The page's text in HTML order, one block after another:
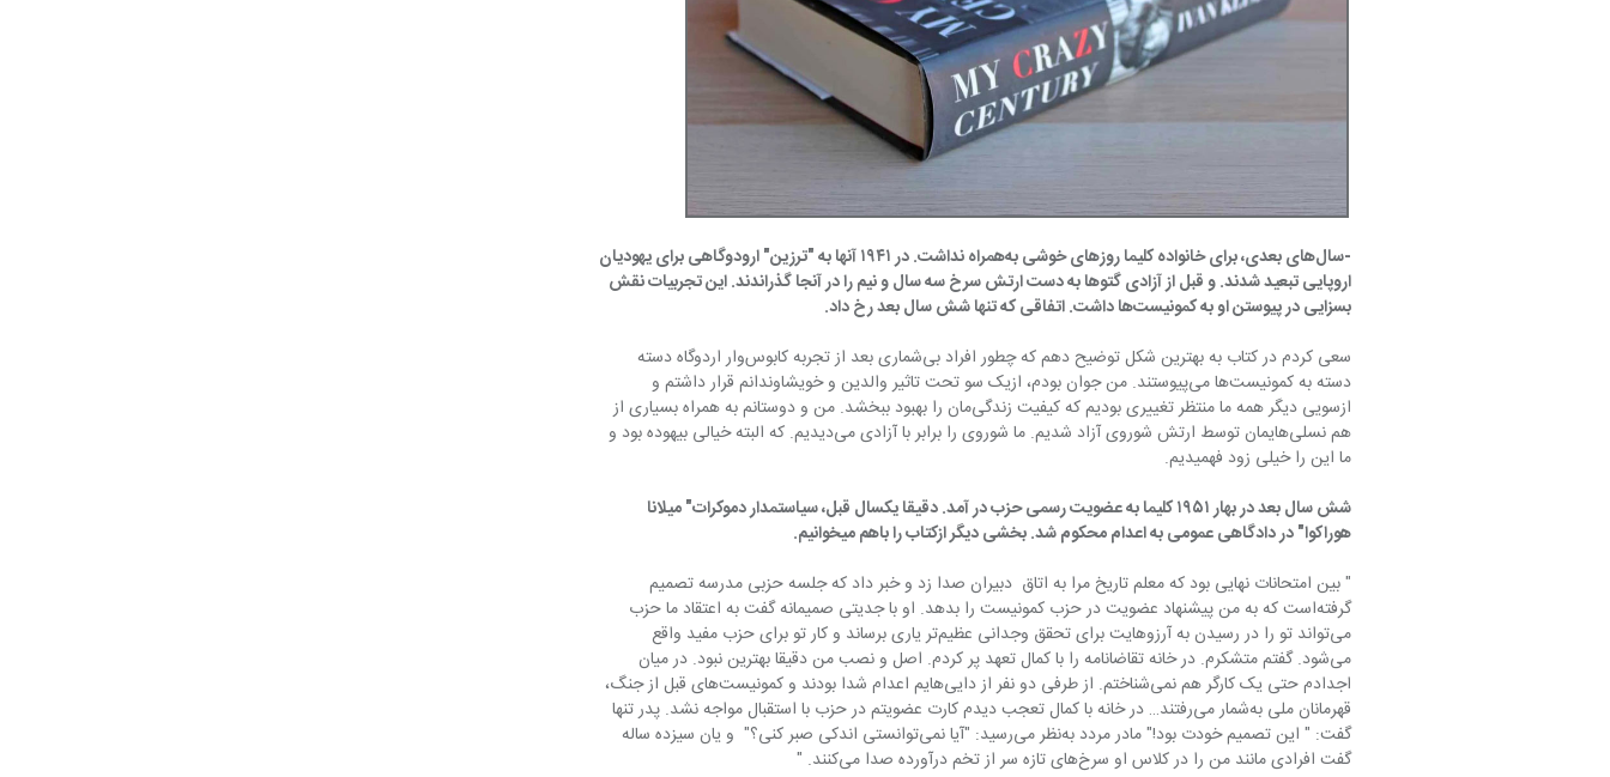
-سال‌های بعدی، برای خانواده کلیما روزهای خوشی به‌همراه نداشت. در ۱۹۴۱ آنها به "ترزین" ارودوگاهی برای یهودیان
اروپایی تبعید شدند. و قبل از آزادی گتوها به دست ارتش سرخ سه سال و نیم را در آنجا گذراندند. این تجربیات نقش
بسزایی در پیوستن او به کمونیست‌ها داشت. اتفاقی که تنها شش سال بعد رخ داد.
سعی کردم در کتاب به بهترین شکل توضیح دهم که چطور افراد بی‌شماری بعد از تجربه کابوس‌وار اردوگاه دسته
دسته به کمونیست‌ها می‌پیوستند. من جوان بودم، ازیک سو تحت تاثیر والدین و خویشاوندانم قرار داشتم و
ازسویی دیگر همه ما منتظر تغییری بودیم که کیفیت زندگی‌مان را بهبود ببخشد. من و دوستانم به همراه بسیاری از
هم نسلی‌هایمان توسط ارتش شوروی آزاد شدیم. ما شوروی را برابر با آزادی می‌دیدیم. که البته خیالی بیهوده بود و
ما این را خیلی زود فهمیدیم.
شش سال بعد در بهار ۱۹۵۱ کلیما به عضویت رسمی حزب در آمد. دقیقا یکسال قبل، سیاستمدار دموکرات" میلانا
هوراکوا" در دادگاهی عمومی به اعدام محکوم شد. بخشی دیگر ازکتاب را باهم میخوانیم.
" بین امتحانات نهایی بود که معلم تاریخ مرا به اتاق  دبیران صدا زد و خبر داد که جلسه حزبی مدرسه تصمیم
گرفته‌است که به من پیشنهاد عضویت در حزب کمونیست را بدهد. او با جدیتی صمیمانه گفت به اعتقاد ما حزب
می‌تواند تو را در رسیدن به آرزوهایت برای تحقق وجدانی عظیم‌تر یاری برساند و کار تو برای حزب مفید واقع
می‌شود. گفتم متشکرم. در خانه تقاضانامه را با کمال تعهد پر کردم. اصل و نصب من دقیقا بهترین نبود. در میان
اجدادم حتی یک کارگر هم نمی‌شناختم. از طرفی دو نفر از دایی‌هایم اعدام شدا بودند و کمونیست‌های قبل از جنگ،
قهرمانان ملی به‌شمار می‌رفتند… در خانه با کمال تعجب دیدم کارت عضویتم در حزب با استقبال مواجه نشد. پدر تنها
گفت: " این تصمیم خودت بود!" مادر مردد به‌نظر می‌رسید: "آیا نمی‌توانستی اندکی صبر کنی؟"  و یان سیزده ساله
گفت افرادی مانند من را در کلاس او سرخ‌های تازه سر از تخم درآورده صدا می‌‌کنند. "